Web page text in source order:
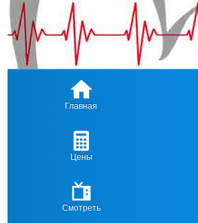
Главная
Цены
Смотреть